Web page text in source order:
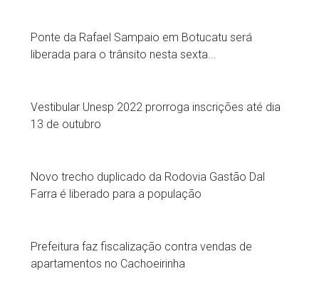
Ponte da Rafael Sampaio em Botucatu será
liberada para o trânsito nesta sexta...
Vestibular Unesp 2022 prorroga inscrições até dia
13 de outubro
Novo trecho duplicado da Rodovia Gastão Dal
Farra é liberado para a população
Prefeitura faz fiscalização contra vendas de
apartamentos no Cachoeirinha